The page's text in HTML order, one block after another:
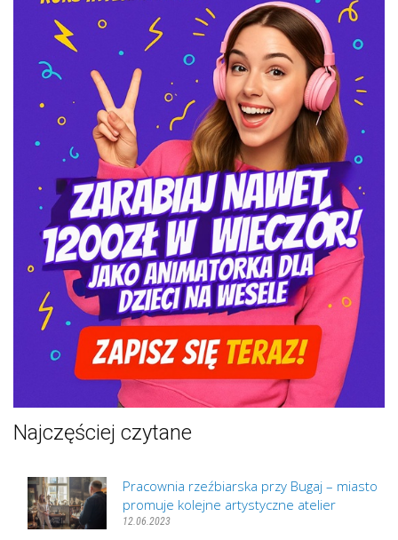
Najczęściej czytane
Pracownia rzeźbiarska przy Bugaj – miasto
promuje kolejne artystyczne atelier
12.06.2023